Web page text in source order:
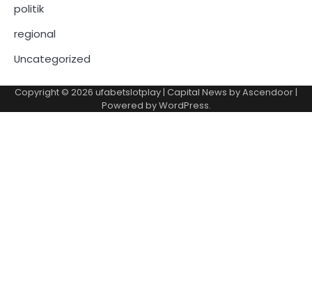
politik
regional
Uncategorized
Copyright © 2026 ufabetslotplay| Capital News byAscendoor|
Powered byWordPress.